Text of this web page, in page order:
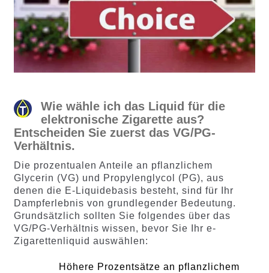
Wie wähle ich das Liquid für die
elektronische Zigarette aus?
Entscheiden Sie zuerst das VG/PG-
Verhältnis.
Die prozentualen Anteile an pflanzlichem
Glycerin (VG) und Propylenglycol (PG), aus
denen die E-Liquidebasis besteht, sind für Ihr
Dampferlebnis von grundlegender Bedeutung.
Grundsätzlich sollten Sie folgendes über das
VG/PG-Verhältnis wissen, bevor Sie Ihr e-
Zigarettenliquid auswählen:
Höhere Prozentsätze an pflanzlichem